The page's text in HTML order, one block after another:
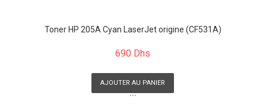
Toner HP 205A Cyan LaserJet origine (CF531A)
690 Dhs
AJOUTER AU PANIER
```